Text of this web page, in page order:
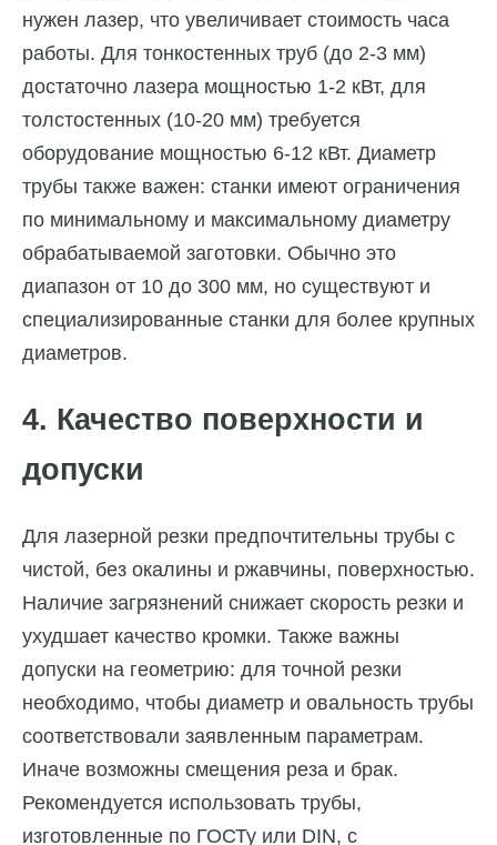
нужен лазер, что увеличивает стоимость часа
работы. Для тонкостенных труб (до 2-3 мм)
достаточно лазера мощностью 1-2 кВт, для
толстостенных (10-20 мм) требуется
оборудование мощностью 6-12 кВт. Диаметр
трубы также важен: станки имеют ограничения
по минимальному и максимальному диаметру
обрабатываемой заготовки. Обычно это
диапазон от 10 до 300 мм, но существуют и
специализированные станки для более крупных
диаметров.
4. Качество поверхности и
допуски
Для лазерной резки предпочтительны трубы с
чистой, без окалины и ржавчины, поверхностью.
Наличие загрязнений снижает скорость резки и
ухудшает качество кромки. Также важны
допуски на геометрию: для точной резки
необходимо, чтобы диаметр и овальность трубы
соответствовали заявленным параметрам.
Иначе возможны смещения реза и брак.
Рекомендуется использовать трубы,
изготовленные по ГОСТу или DIN, с